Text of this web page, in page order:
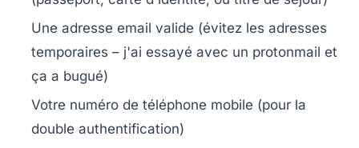
Une adresse email valide (évitez les adresses
temporaires – j'ai essayé avec un protonmail et
ça a bugué)
Votre numéro de téléphone mobile (pour la
double authentification)